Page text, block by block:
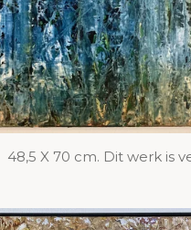
48,5 X 70 cm. Dit werk is